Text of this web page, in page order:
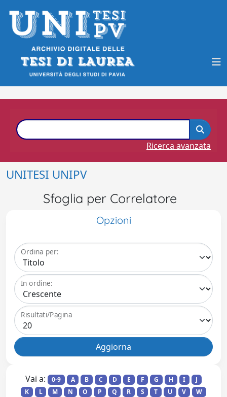
Ricerca avanzata
UNITESI UNIPV
Sfoglia per Correlatore
Opzioni
Ordina per:
In ordine:
Risultati/Pagina
Vai a: 0-9 A B C D E F G H I
J
K
L M N O P Q R S T U V
W